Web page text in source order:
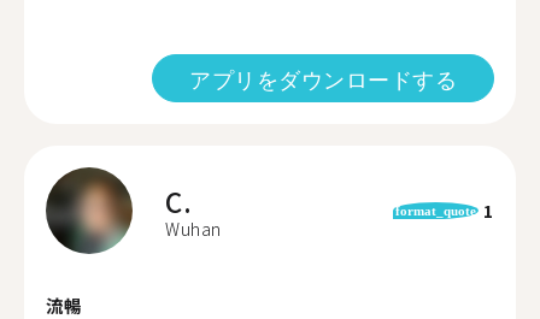
アプリをダウンロードする
C.
Wuhan
format_quote 1
流暢